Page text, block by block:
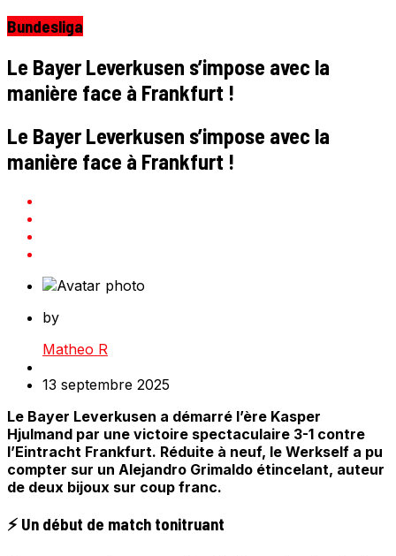
Bundesliga
Le Bayer Leverkusen s’impose avec la
manière face à Frankfurt !
Le Bayer Leverkusen s’impose avec la
manière face à Frankfurt !
by
Matheo R
13 septembre 2025
Le Bayer Leverkusen a démarré l’ère Kasper
Hjulmand par une victoire spectaculaire 3-1 contre
l’Eintracht Frankfurt. Réduite à neuf, le Werkself a pu
compter sur un Alejandro Grimaldo étincelant, auteur
de deux bijoux sur coup franc.
⚡ Un début de match tonitruant